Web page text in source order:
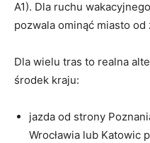
A1). Dla ruchu
pozwala ominąć miasto od
Dla wielu tras to realna
środek kraju:
jazda od strony
Wrocławia lub Katowic